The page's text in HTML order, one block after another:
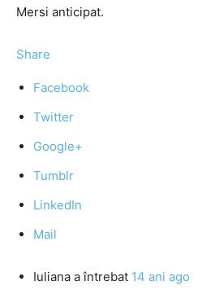
Mersi anticipat.
Share
Facebook
Twitter
Google+
Tumblr
LinkedIn
Mail
Iuliana a întrebat 14 ani ago